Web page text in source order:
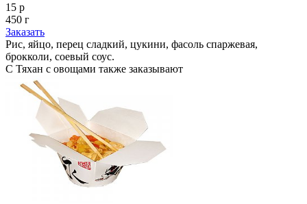
15 р
450 г
Заказать
Рис, яйцо, перец сладкий, цукини, фасоль спаржевая,
брокколи, соевый соус.
С Тяхан с овощами также заказывают